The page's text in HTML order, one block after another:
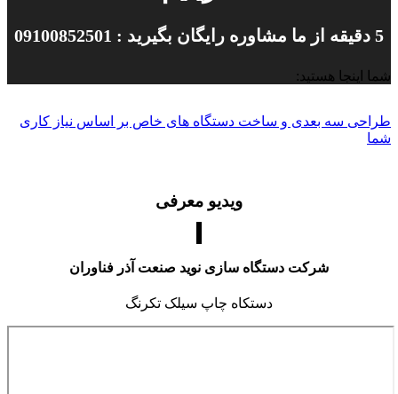
5 دقیقه از ما مشاوره رایگان بگیرید : 09100852501
شما اینجا هستید:
طراحی سه بعدی و ساخت دستگاه های خاص بر اساس نیاز کاری
شما
ویدیو معرفی
شرکت دستگاه سازی نوید صنعت آذر فناوران
دستکاه چاپ سیلک تکرنگ